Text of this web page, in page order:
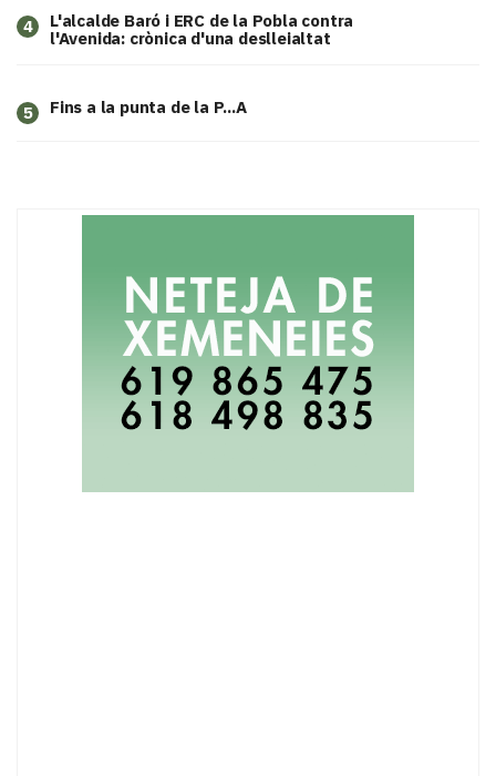
4
L'alcalde Baró i ERC de la Pobla contra
l'Avenida: crònica d'una deslleialtat
5 Fins a la punta de la P...A